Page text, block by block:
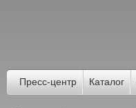
Пресс-центр Каталог